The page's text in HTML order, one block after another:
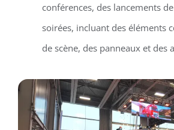
conférences, des lancements
soirées, incluant des éléments
de scène, des panneaux et des